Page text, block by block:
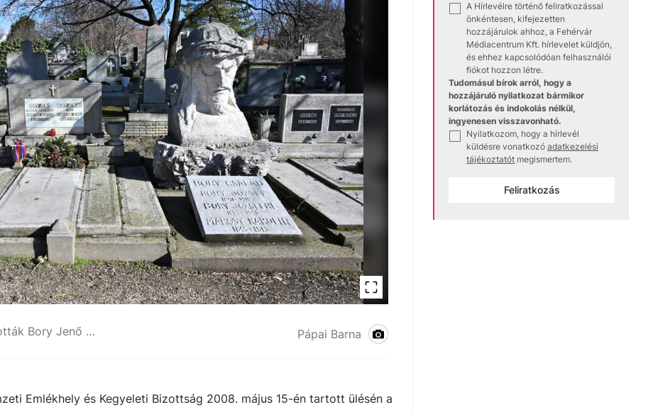
A Nemzeti Sírkert részévé nyilvánították Bory Jenő sírját Pápai Barna
Emlékhely és Kegyeleti Bizottság 2008. május 15-én tartott ülésén a
A Hírlevélre történő feliratkozással
önkéntesen, kifejezetten
hozzájárulok ahhoz, a Fehérvár
Médiacentrum Kft. hírlevelet küldjön,
és ehhez kapcsolódóan felhasználói
fiókot hozzon létre.
Tudomásul bírok arról, hogy a
hozzájáruló nyilatkozat bármikor
korlátozás és indokolás nélkül,
ingyenesen visszavonható.
Nyilatkozom, hogy a hírlevél
küldésre vonatkozó adatkezelési
tájékoztatót megismertem.
Feliratkozás